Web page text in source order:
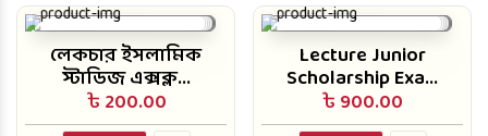
লেকচার ইসলামিক
স্টাডিজ এক্সক্ল...
৳ 200.00
Lecture Junior
Scholarship Exa...
৳ 900.00